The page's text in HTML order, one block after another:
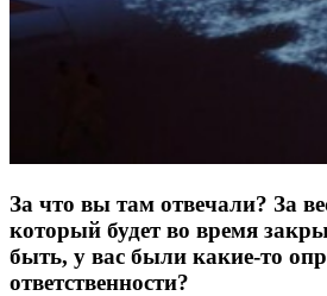
За что вы там отвечали? За
который будет во время
быть, у вас были какие-то
ответственности?